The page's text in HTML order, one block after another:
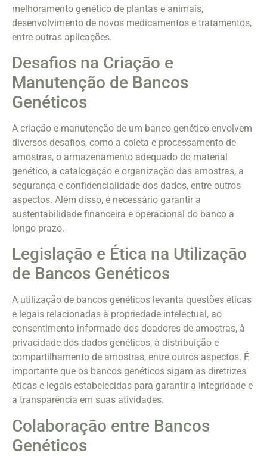
melhoramento genético de plantas e animais,
desenvolvimento de novos medicamentos e tratamentos,
entre outras aplicações.
Desafios na Criação e
Manutenção de Bancos
Genéticos
A criação e manutenção de um banco genético envolvem
diversos desafios, como a coleta e processamento de
amostras, o armazenamento adequado do material
genético, a catalogação e organização das amostras, a
segurança e confidencialidade dos dados, entre outros
aspectos. Além disso, é necessário garantir a
sustentabilidade financeira e operacional do banco a
longo prazo.
Legislação e Ética na Utilização
de Bancos Genéticos
A utilização de bancos genéticos levanta questões éticas
e legais relacionadas à propriedade intelectual, ao
consentimento informado dos doadores de amostras, à
privacidade dos dados genéticos, à distribuição e
compartilhamento de amostras, entre outros aspectos. É
importante que os bancos genéticos sigam as diretrizes
éticas e legais estabelecidas para garantir a integridade e
a transparência em suas atividades.
Colaboração entre Bancos
Genéticos